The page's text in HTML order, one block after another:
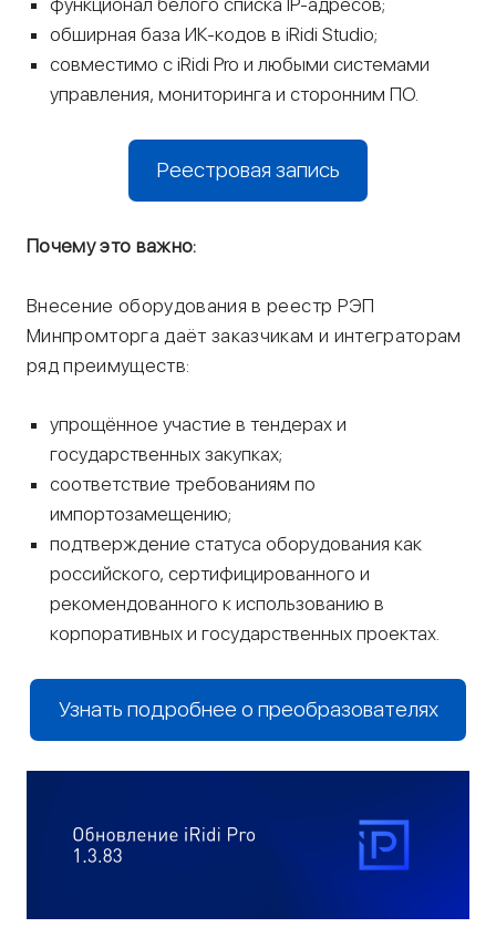
обширная база ИК-кодов в iRidi Studio;
совместимо с iRidi Pro и любыми системами
управления, мониторинга и сторонним ПО.
Реестровая запись
Почему это важно:
Внесение оборудования в реестр РЭП
Минпромторга даёт заказчикам и интеграторам
ряд преимуществ:
упрощённое участие в тендерах и
государственных закупках;
соответствие требованиям по
импортозамещению;
подтверждение статуса оборудования как
российского, сертифицированного и
рекомендованного к использованию в
корпоративных и государственных проектах.
Узнать подробнее о преобразователях